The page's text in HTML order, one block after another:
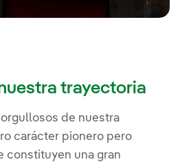
trayectoria
de nuestra
carácter pionero pero
constituyen una gran